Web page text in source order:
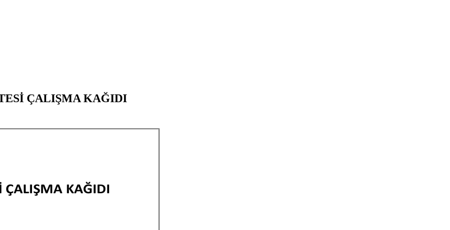
ÇALIŞMA KAĞIDI